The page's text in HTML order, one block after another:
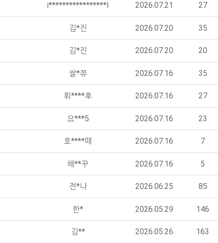
i*****************l 2026.07.21 27
김*진 2026.07.20 35
김*진 2026.07.20 20
쌀*쮸 2026.07.16 35
휘****후 2026.07.16 27
요***5 2026.07.16 23
호****떼 2026.07.16 7
해**꾸 2026.07.16 5
전*나 2026.06.25 85
한* 2026.05.29 146
김** 2026.05.26 163